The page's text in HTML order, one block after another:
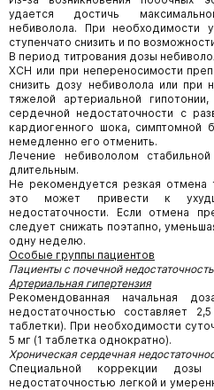
удается достичь
небиволола. При необходимости
ступенчато снизить и по
В период титрования дозы
ХСН или при непереносимости
снизить дозу небиволола или при
тяжелой артериальной
сердечной недостаточности с
кардиогенного шока, симптомной
немедленно его отменить.
Лечение небивололом
длительным.
Не рекомендуется резкая отмена
это может привести к
недостаточности. Если отмена
следует снижать поэтапно,
одну неделю.
Особые группы пациентов
Пациенты с почечной
Артериальная гипертензия
Рекомендованная начальная
недостаточностью составляет
таблетки). При необходимости
5 мг (1 таблетка однократно).
Хроническая сердечная
Специальной коррекции
недостаточностью легкой и